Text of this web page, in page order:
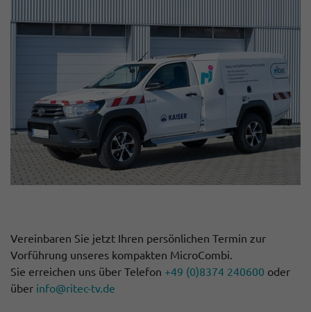
Vereinbaren Sie jetzt Ihren persönlichen Termin zur
Vorführung unseres kompakten MicroCombi.
Sie erreichen uns über Telefon +49 (0)8374 240600 oder
über info@ritec-tv.de